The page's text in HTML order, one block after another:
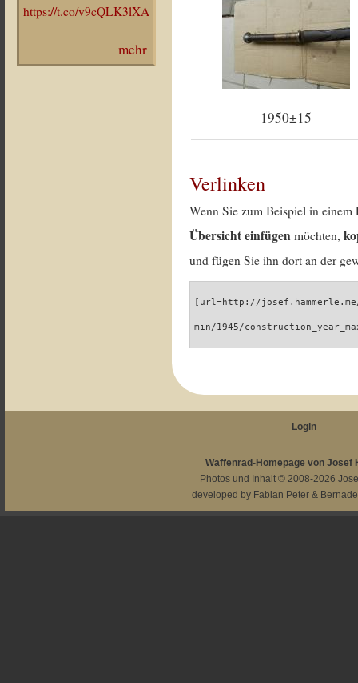
https://t.co/v9cQLK3lXA
mehr
1950±15
Verlinken
Wenn Sie zum Beispiel in
Übersicht einfügen möchten,
und fügen Sie ihn dort an der
[url=http://
min/1945/
Login
Waffenrad-Homepage von Josef
Photos und Inhalt © 2008-2026
developed by Fabian Peter &